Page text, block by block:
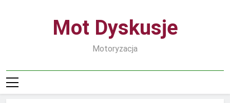
Mot Dyskusje
Motoryzacja